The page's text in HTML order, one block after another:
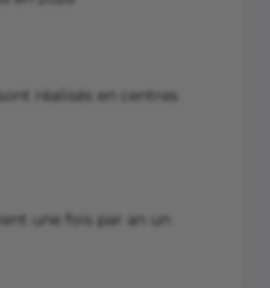
réalisés en centres
une fois par an un